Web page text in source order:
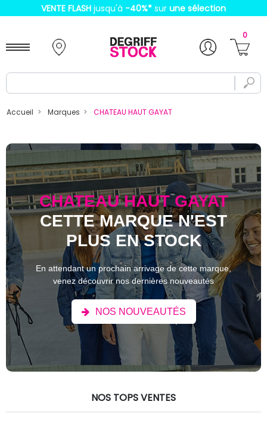
VENTE FLASH jusqu'à -40%* sur une sélection
0
Accueil Marques CHATEAU HAUT GAYAT
CHATEAU HAUT GAYAT
CETTE MARQUE N'EST
PLUS EN STOCK
En attendant un prochain arrivage de cette marque,
venez découvrir nos dernières nouveautés
NOS NOUVEAUTÉS
NOS TOPS VENTES